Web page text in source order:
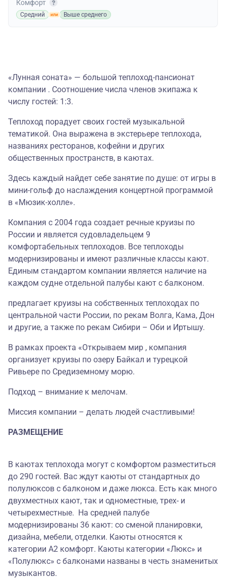
Комфорт
Средний Выше среднего
«Лунная соната» — большой теплоход-пансионат
компании . Соотношение числа членов экипажа к
числу гостей: 1:3.
Теплоход порадует своих гостей музыкальной
тематикой. Она выражена в экстерьере теплохода,
названиях ресторанов, кофейни и других
общественных пространств, в каютах.
Здесь каждый найдет себе занятие по душе: от игры в
мини-гольф до наслаждения концертной программой
в «Мюзик-холле».
Компания с 2004 года создает речные круизы по
России и является судовладельцем 9
комфортабельных теплоходов. Все теплоходы
модернизированы и имеют различные классы кают.
Единым стандартом компании является наличие на
каждом судне отдельной палубы кают с балконом.
предлагает круизы на собственных теплоходах по
центральной части России, по рекам Волга, Кама, Дон
и другие, а также по рекам Сибири – Оби и Иртышу.
В рамках проекта «Открываем мир , компания
организует круизы по озеру Байкал и турецкой
Ривьере по Средиземному морю.
Подход – внимание к мелочам.
Миссия компании – делать людей счастливыми!
РАЗМЕЩЕНИЕ
В каютах теплохода могут с комфортом разместиться
до 290 гостей. Вас ждут каюты от стандартных до
полулюксов с балконом и даже люкса. Есть как много
двухместных кают, так и одноместные, трех- и
четырехместные. На средней палубе
модернизированы 36 кают: со сменой планировки,
дизайна, мебели, отделки. Каюты относятся к
категории А2 комфорт. Каюты категории «Люкс» и
«Полулюкс» с балконами названы в честь знаменитых
музыкантов.